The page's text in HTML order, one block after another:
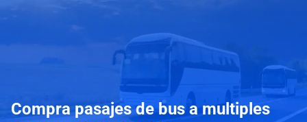
Compra pasajes de bus a multiples